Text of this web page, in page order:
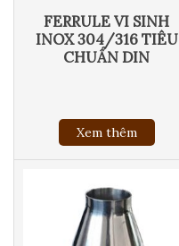
FERRULE VI SINH
INOX 304/316 TIÊU
CHUẨN DIN
Xem thêm